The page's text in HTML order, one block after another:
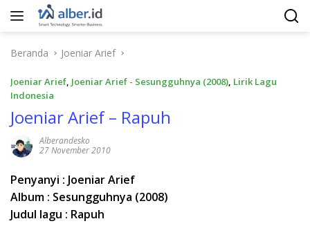
Langsung
Beranda
Joeniar Arief
Joeniar Arief, Joeniar Arief - Sesungguhnya (2008), Lirik Lagu
Indonesia
Joeniar Arief – Rapuh
Alberandesko
27 November 2010
Penyanyi : Joeniar Arief
Album : Sesungguhnya (2008)
Judul lagu : Rapuh